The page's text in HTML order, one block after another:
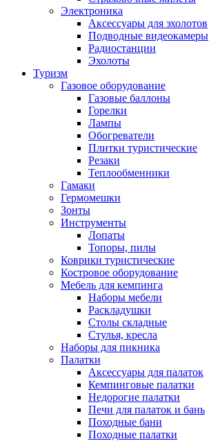
Электроника
Аксессуары для эхолотов
Подводные видеокамеры
Радиостанции
Эхолоты
Туризм
Газовое оборудование
Газовые баллоны
Горелки
Лампы
Обогреватели
Плитки туристические
Резаки
Теплообменники
Гамаки
Гермомешки
Зонты
Инструменты
Лопаты
Топоры, пилы
Коврики туристические
Костровое оборудование
Мебель для кемпинга
Наборы мебели
Раскладушки
Столы складные
Стулья, кресла
Наборы для пикника
Палатки
Аксессуары для палаток
Кемпинговые палатки
Недорогие палатки
Печи для палаток и бань
Походные бани
Походные палатки